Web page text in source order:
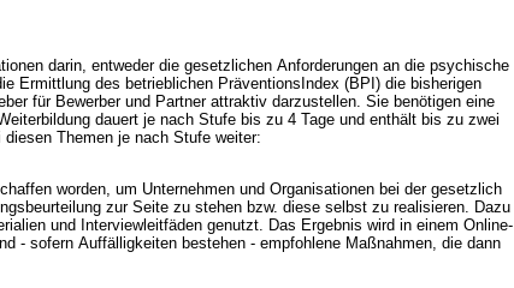
darin, entweder die gesetzlichen Anforderungen an die psychische
Ermittlung des betrieblichen PräventionsIndex (BPI) die bisherigen
und Partner attraktiv darzustellen. Sie benötigen eine
dauert je nach Stufe bis zu 4 Tage und enthält bis zu zwei
Auditor bei diesen Themen je nach Stufe weiter:
worden, um Unternehmen und Organisationen bei der gesetzlich
zur Seite zu stehen bzw. diese selbst zu realisieren. Dazu
und Interviewleitfäden genutzt. Das Ergebnis wird in einem Online-
- sofern Auffälligkeiten bestehen - empfohlene Maßnahmen, die dann